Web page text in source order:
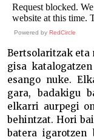
Powered by RedCircle
Bertsolaritzak
gisa
esango nuke.
gara, badakigu
elkarri aurpegi
behintzat. Hori
batera igarotzen